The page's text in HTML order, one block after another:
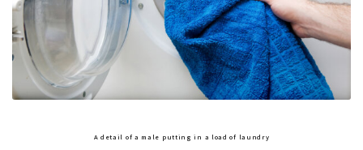
A detail of a male putting in a load of laundry